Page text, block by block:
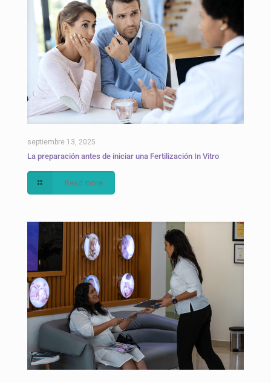
septiembre 13, 2025
La preparación antes de iniciar una Fertilización In Vitro
Read more